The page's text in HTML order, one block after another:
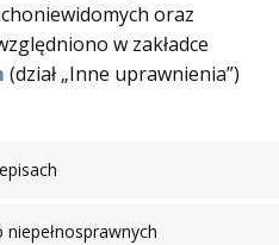
oraz
w zakładce
(dział „Inne uprawnienia”)